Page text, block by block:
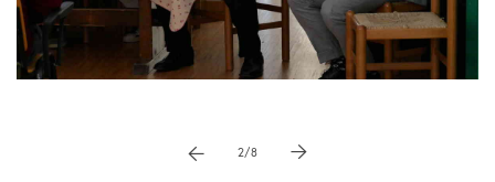
vai a immagne precedente
2/8 vai a immagine successiva